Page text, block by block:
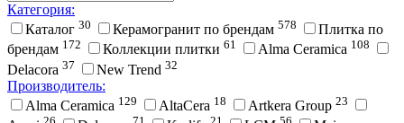
Категория:
Каталог 30 Керамогранит по брендам 578
Плитка по
брендам 172 Коллекции плитки 61 Alma Ceramica 108
Delacora 37 New Trend 32
Производитель:
Alma Ceramica 129 AltaCera 18 Artkera Group 23